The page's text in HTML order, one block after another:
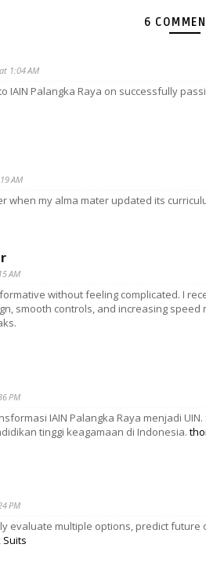
6
1:04 AM
IAIN Palangka Raya on successfully
AM
when my alma mater updated its
AM
without feeling complicated. I
smooth controls, and increasing
PM
IAIN Palangka Raya menjadi
tinggi keagamaan di Indonesia.
PM
evaluate multiple options, predict
Suits